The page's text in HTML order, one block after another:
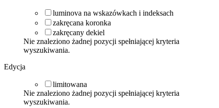
luminova na wskazówkach i indeksach
zakręcana koronka
zakręcany dekiel
Nie znaleziono żadnej pozycji spełniającej kryteria
wyszukiwania.
Edycja
limitowana
Nie znaleziono żadnej pozycji spełniającej kryteria
wyszukiwania.